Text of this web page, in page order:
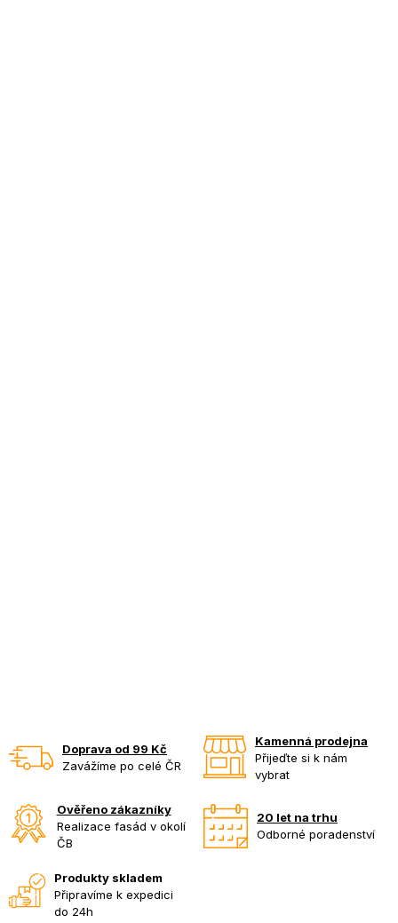
Doprava od 99 Kč
Zavážíme po celé ČR
Kamenná prodejna
Přijeďte si k nám
vybrat
Ověřeno zákazníky
Realizace fasád v okolí
ČB
20 let na trhu
Odborné poradenství
Produkty skladem
Připravíme k expedici
do 24h